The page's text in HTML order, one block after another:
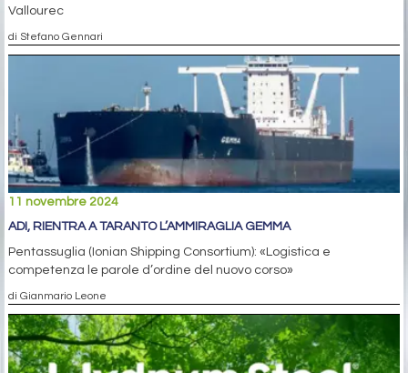
Vallourec
di Stefano Gennari
11 novembre 2024
ADI, RIENTRA A TARANTO L’AMMIRAGLIA GEMMA
Pentassuglia (Ionian Shipping Consortium): «Logistica e
competenza le parole d’ordine del nuovo corso»
di Gianmario Leone